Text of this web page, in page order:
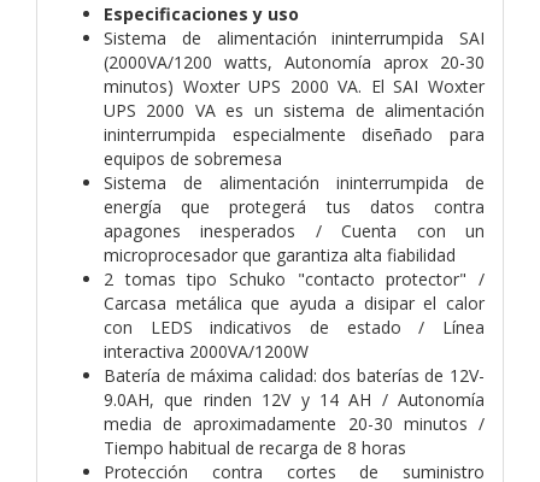
Especificaciones y uso
Sistema de alimentación ininterrumpida SAI
(2000VA/1200 watts, Autonomía aprox 20-30
minutos) Woxter UPS 2000 VA. El SAI Woxter
UPS 2000 VA es un sistema de alimentación
ininterrumpida especialmente diseñado para
equipos de sobremesa
Sistema de alimentación ininterrumpida de
energía que protegerá tus datos contra
apagones inesperados / Cuenta con un
microprocesador que garantiza alta fiabilidad
2 tomas tipo Schuko "contacto protector" /
Carcasa metálica que ayuda a disipar el calor
con LEDS indicativos de estado / Línea
interactiva 2000VA/1200W
Batería de máxima calidad: dos baterías de 12V-
9.0AH, que rinden 12V y 14 AH / Autonomía
media de aproximadamente 20-30 minutos /
Tiempo habitual de recarga de 8 horas
Protección contra cortes de suministro